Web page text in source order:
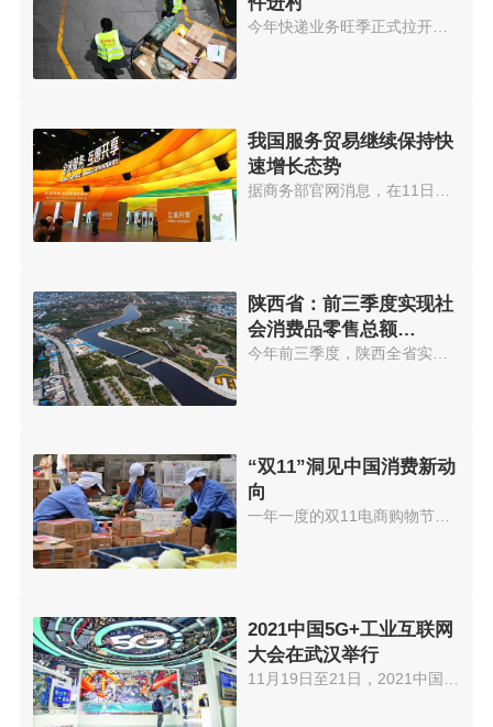
今年快递业务旺季正式拉开帷幕。...
我国服务贸易继续保持快
速增长态势
陕西省：前三季度实现社
会消费品零售总额
7415.78亿元
“双11”洞见中国消费新动
向
一年一度的双11电商购物节，再次...
2021中国5G+工业互联网
大会在武汉举行